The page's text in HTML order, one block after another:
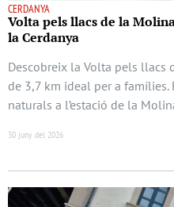
CERDANYA
Volta pels llacs de la
la Cerdanya
Descobreix la Volta pels llacs
de 3,7 km ideal per a famílies.
naturals a l’estació de la
30 juny del 2026